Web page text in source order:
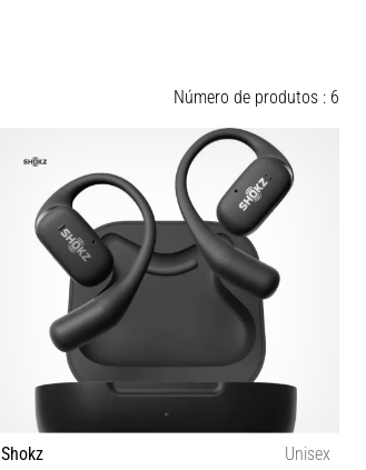
Número de produtos : 6
Shokz
Unisex